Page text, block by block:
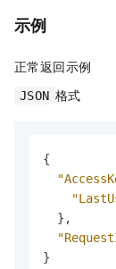
示例
正常返回示例
JSON 格式
{
} ,
}